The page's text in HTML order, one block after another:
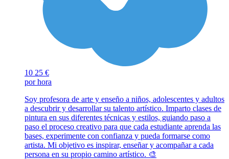
10 25 €
por hora
Soy profesora de arte y enseño a niños, adolescentes y adultos
a descubrir y desarrollar su talento artístico. Imparto clases de
pintura en sus diferentes técnicas y estilos, guiando paso a
paso el proceso creativo para que cada estudiante aprenda las
bases, experimente con confianza y pueda formarse como
artista. Mi objetivo es inspirar, enseñar y acompañar a cada
persona en su propio camino artístico. 🎨